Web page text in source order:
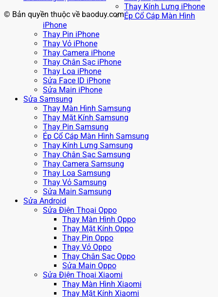
© Bản quyền thuộc về baoduy.com
Thay Kính Lưng iPhone
Ép Cổ Cáp Màn Hình
iPhone
Thay Pin iPhone
Thay Vỏ iPhone
Thay Camera iPhone
Thay Chân Sạc iPhone
Thay Loa iPhone
Sửa Face ID iPhone
Sửa Main iPhone
Sửa Samsung
Thay Màn Hình Samsung
Thay Mặt Kính Samsung
Thay Pin Samsung
Ép Cổ Cáp Màn Hình Samsung
Thay Kính Lưng Samsung
Thay Chân Sạc Samsung
Thay Camera Samsung
Thay Loa Samsung
Thay Vỏ Samsung
Sửa Main Samsung
Sửa Android
Sửa Điện Thoại Oppo
Thay Màn Hình Oppo
Thay Mặt Kính Oppo
Thay Pin Oppo
Thay Vỏ Oppo
Thay Chân Sạc Oppo
Sửa Main Oppo
Sửa Điện Thoại Xiaomi
Thay Màn Hình Xiaomi
Thay Mặt Kính Xiaomi